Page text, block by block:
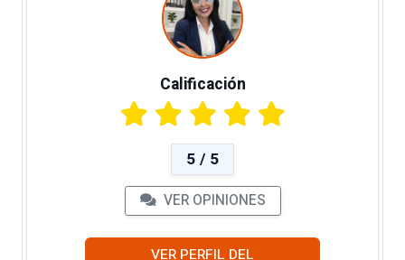
Calificación
5 / 5
VER OPINIONES
VER PERFIL DEL